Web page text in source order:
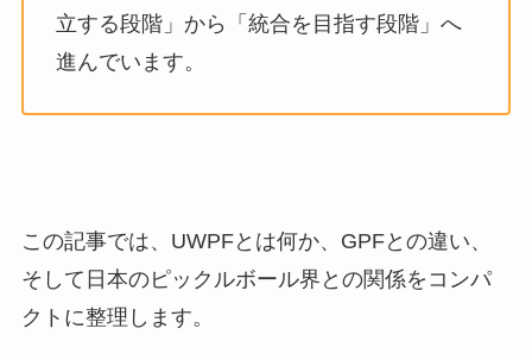
立する段階」から「統合を目指す段階」へ
進んでいます。
この記事では、UWPFとは何か、GPFとの違い、
そして日本のピックルボール界との関係をコンパ
クトに整理します。